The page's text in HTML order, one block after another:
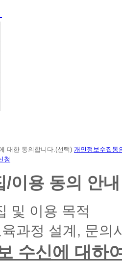
대한 동의합니다.(선택) 개인정보수집동
청
이용 동의 안내
및 이용 목적
과정 설계, 문의
수신에 대하